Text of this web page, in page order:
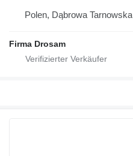
Polen, Dąbrowa Tarnowska
Firma Drosam